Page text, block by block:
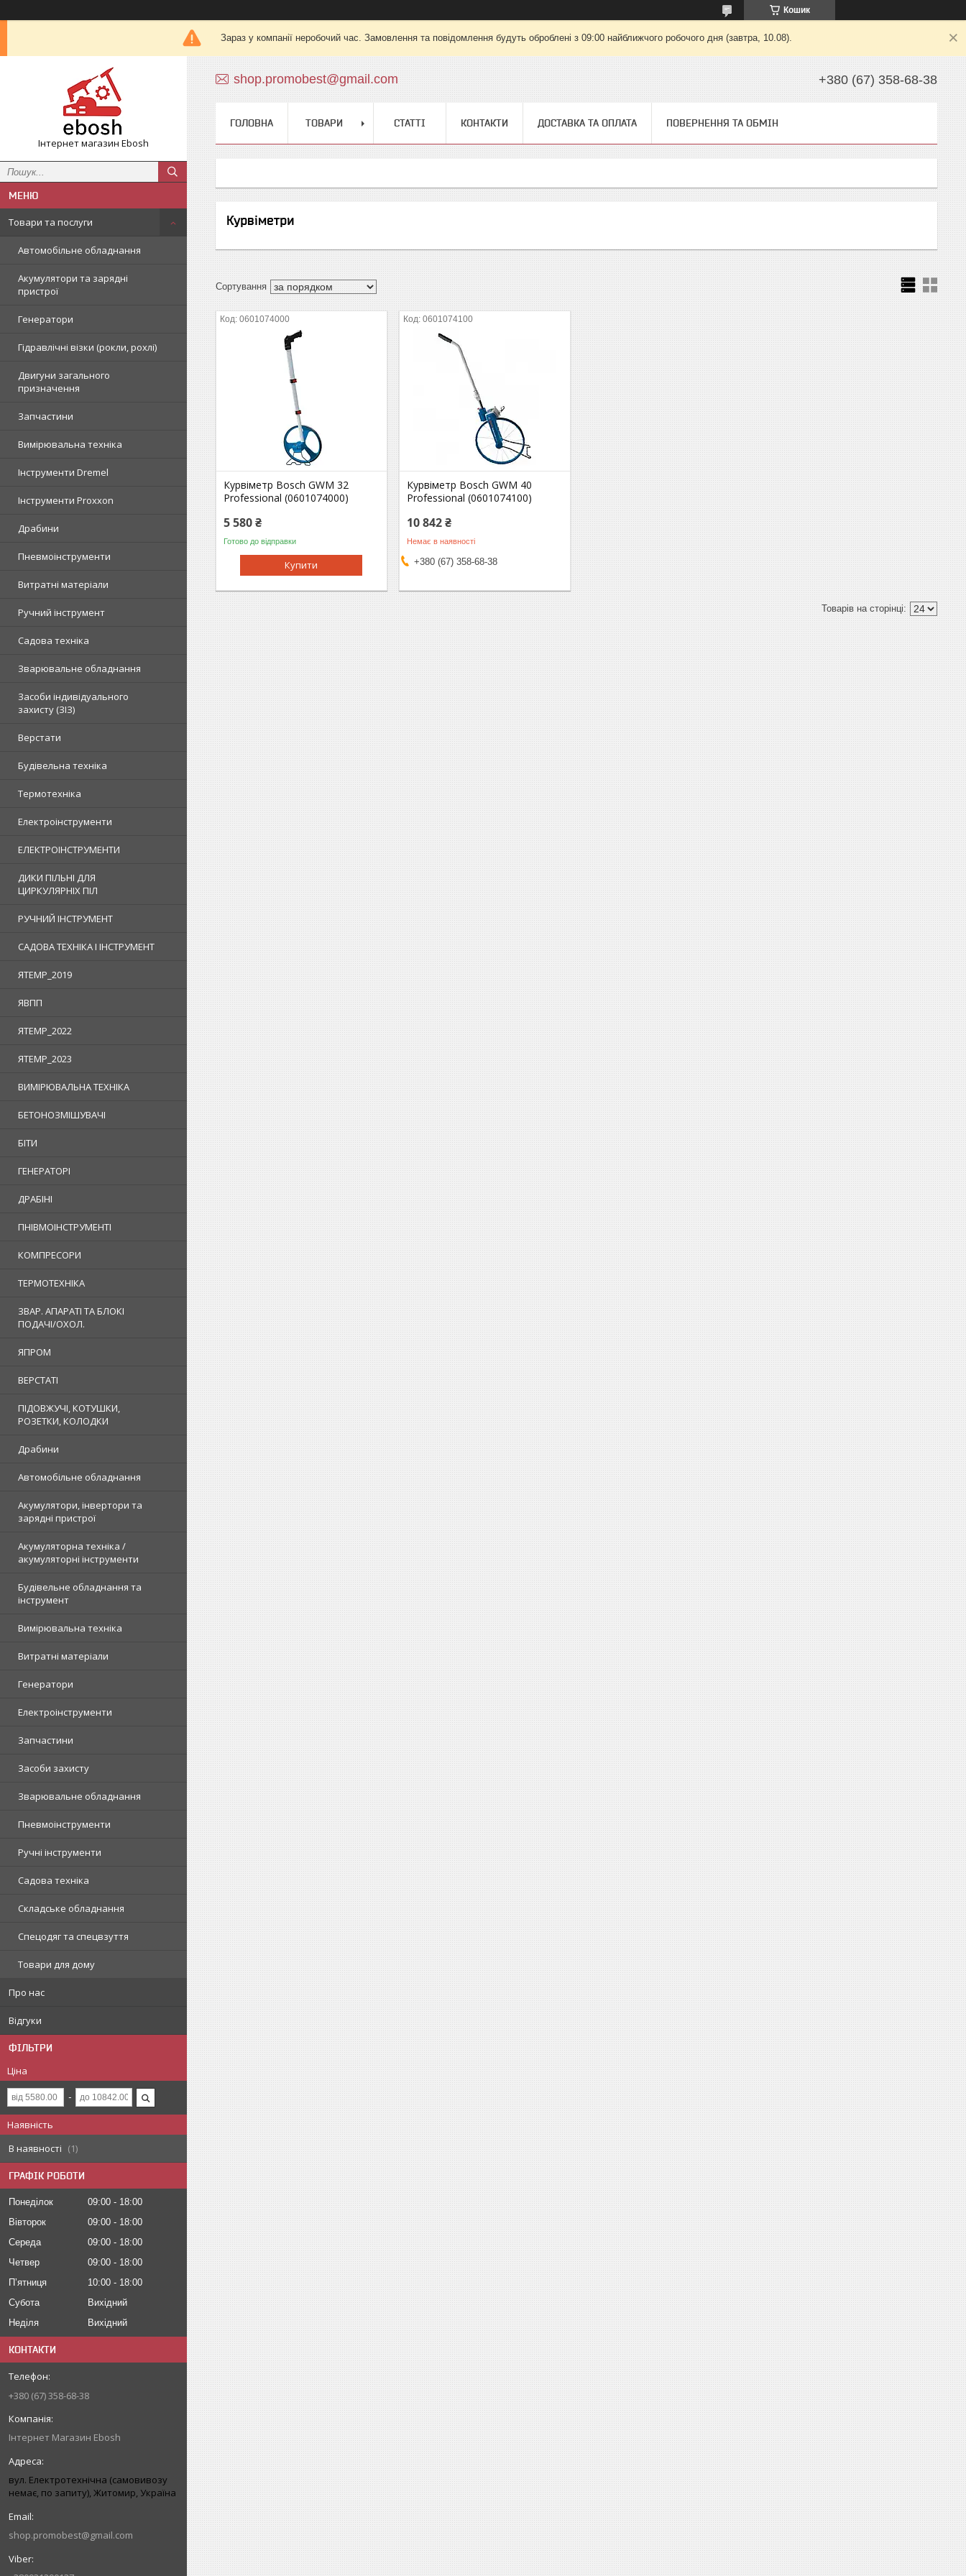
Кошик
Зараз у компанії неробочий час. Замовлення та повідомлення будуть оброблені з 09:00 найближчого робочого дня (завтра, 10.08).
Інтернет магазин Ebosh
Товари та послуги
Автомобільне обладнання
Акумулятори та зарядні
пристрої
Генератори
Гідравлічні візки (рокли, рохлі)
Двигуни загального
призначення
Запчастини
Вимірювальна техніка
Інструменти Dremel
Інструменти Proxxon
Драбини
Пневмоінструменти
Витратні матеріали
Ручний інструмент
Садова техніка
Зварювальне обладнання
Засоби індивідуального
захисту (ЗІЗ)
Верстати
Будівельна техніка
Термотехніка
Електроінструменти
ЕЛЕКТРОІНСТРУМЕНТИ
ДИКИ ПІЛЬНІ ДЛЯ
ЦИРКУЛЯРНІХ ПІЛ
РУЧНИЙ ІНСТРУМЕНТ
САДОВА ТЕХНІКА І ІНСТРУМЕНТ
ЯTEMP_2019
ЯВПП
ЯTEMP_2022
ЯTEMP_2023
ВИМІРЮВАЛЬНА ТЕХНІКА
БЕТОНОЗМІШУВАЧІ
БІТИ
ГЕНЕРАТОРІ
ДРАБІНІ
ПНІВМОІНСТРУМЕНТІ
КОМПРЕСОРИ
ТЕРМОТЕХНІКА
ЗВАР. АПАРАТІ ТА БЛОКІ
ПОДАЧІ/ОХОЛ.
ЯПРОМ
ВЕРСТАТІ
ПІДОВЖУЧІ, КОТУШКИ,
РОЗЕТКИ, КОЛОДКИ
Драбини
Автомобільне обладнання
Акумулятори, інвертори та
зарядні пристрої
Акумуляторна техніка /
акумуляторні інструменти
Будівельне обладнання та
інструмент
Вимірювальна техніка
Витратні матеріали
Генератори
Електроінструменти
Запчастини
Засоби захисту
Зварювальне обладнання
Пневмоінструменти
Ручні інструменти
Садова техніка
Складське обладнання
Спецодяг та спецвзуття
Товари для дому
Про нас
Відгуки
ФІЛЬТРИ
Ціна
Наявність
В наявності
1
ГРАФІК РОБОТИ
Понеділок 09:00
18:00
Вівторок
09:00
18:00
Середа
09:00
18:00
Четвер
09:00
18:00
Пʼятниця
10:00
18:00
Субота
Вихідний
Неділя
Вихідний
КОНТАКТИ
+380 (67) 358-68-38
Інтернет Магазин Ebosh
вул. Електротехнічна (самовивозу
немає, по запиту), Житомир, Україна
shop.promobest@gmail.com
shop.promobest@gmail.com +380 (67) 358-68-38
ГОЛОВНА ТОВАРИ СТАТТІ КОНТАКТИ ДОСТАВКА ТА ОПЛАТА ПОВЕРНЕННЯ ТА ОБМІН
Курвіметри
0601074000
Курвіметр Bosch GWM 32
Professional (0601074000)
5 580 ₴
Готово до відправки
Купити
0601074100
Курвіметр Bosch GWM 40
Professional (0601074100)
10 842 ₴
Немає в наявності
+380 (67) 358-68-38